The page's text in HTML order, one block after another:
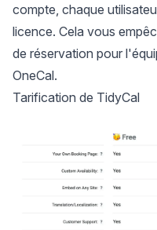
compte, chaque
licence. Cela vous
de réservation pour
OneCal.
Tarification de TidyCal